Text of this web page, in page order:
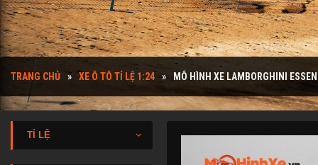
TRANG CHỦ XE Ô TÔ TỈ LỆ 1:24 MÔ HÌNH XE LAMBORGHINI
TỈ LỆ